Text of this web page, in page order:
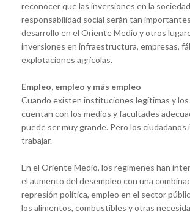
reconocer que las inversiones en la
responsabilidad social serán tan
desarrollo en el Oriente Medio y otros
inversiones en infraestructura, empresas,
explotaciones agrícolas.
Empleo, empleo y más empleo
Cuando existen instituciones legítimas y los
cuentan con los medios y facultades
puede ser muy grande. Pero los ciudadanos
trabajar.
En el Oriente Medio, los regímenes han
el aumento del desempleo con una
represión política, empleo en el sector
los alimentos, combustibles y otras